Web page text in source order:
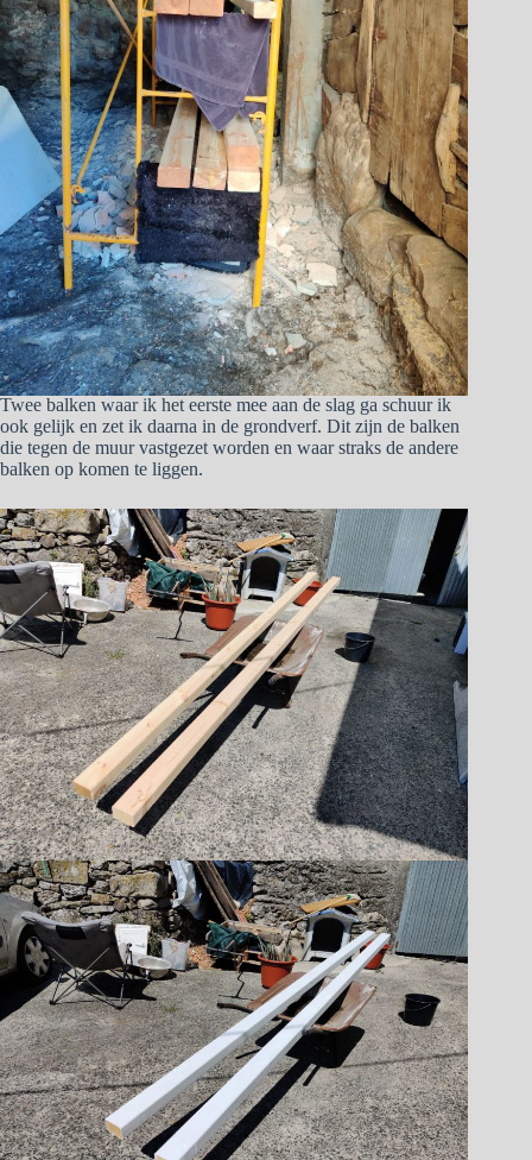
Twee balken waar ik het eerste mee aan de slag ga schuur ik
ook gelijk en zet ik daarna in de grondverf. Dit zijn de balken
die tegen de muur vastgezet worden en waar straks de andere
balken op komen te liggen.